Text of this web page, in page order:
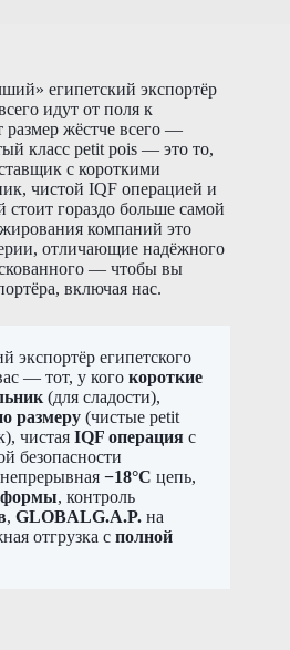
египетский экспортёр
идут от поля к
жёстче всего —
класс petit pois — это то,
с короткими
чистой IQF операцией и
гораздо больше самой
компаний это
отличающие надёжного
— чтобы вы
включая нас.
экспортёр египетского
— тот, у кого короткие
(для сладости),
размеру (чистые petit
чистая IQF операция с
безопасности
−18°C цепь,
формы, контроль
, GLOBALG.A.P. на
отгрузка с полной